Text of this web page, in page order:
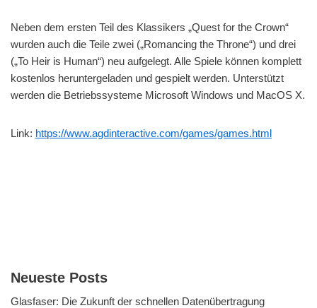
Neben dem ersten Teil des Klassikers „Quest for the Crown“
wurden auch die Teile zwei („Romancing the Throne“) und drei
(„To Heir is Human“) neu aufgelegt. Alle Spiele können komplett
kostenlos heruntergeladen und gespielt werden. Unterstützt
werden die Betriebssysteme Microsoft Windows und MacOS X.
Link: https://www.agdinteractive.com/games/games.html
Neueste Posts
Glasfaser: Die Zukunft der schnellen Datenübertragung